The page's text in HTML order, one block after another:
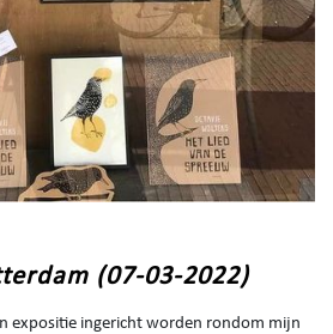
(07-03-2022)
expositie ingericht worden rondom mijn